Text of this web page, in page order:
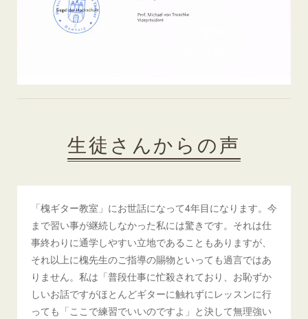
生徒さんからの声
「槐ギター教室」にお世話になって4年目になります。今
まで習い事が継続しなかった私には驚きです。それは仕
事終わりに通学しやすい立地であることもありますが、
それ以上に槐先生のご指導の賜物といっても過言ではあ
りません。私は「普段仕事に忙殺されており、お恥ずか
しいお話ですがほとんどギターに触れずにレッスンに行
っても「ここで練習でいいのですよ」と決して無理強い